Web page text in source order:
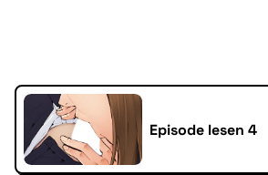
Episode lesen 4